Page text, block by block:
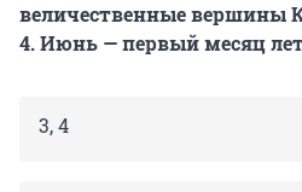
величественные вершины
4. Июнь — первый месяц
3, 4